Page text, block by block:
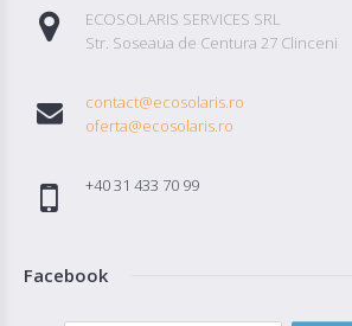
ECOSOLARIS SERVICES SRL
Str. Soseaua de Centura 27 Clinceni
contact@ecosolaris.ro
oferta@ecosolaris.ro
+40 31 433 70 99
Facebook